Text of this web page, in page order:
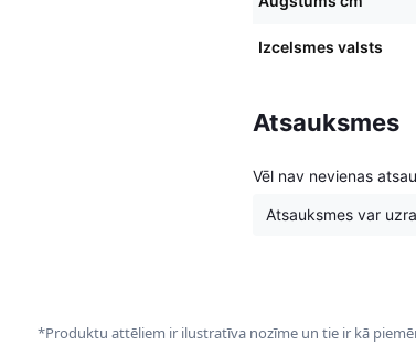
Izcelsmes valsts
Atsauksmes
Vēl nav nevienas
Atsauksmes var
*Produktu attēliem ir ilustratīva nozīme un tie ir kā